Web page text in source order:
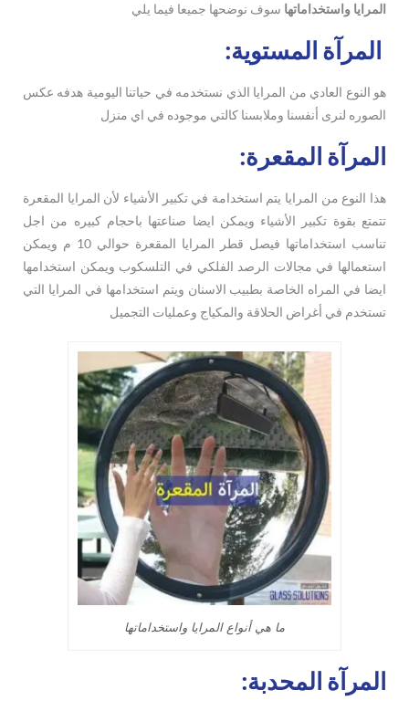
المرايا واستخداماتها سوف نوضحها جميعا فيما يلي
المرآة المستوية:
هو النوع العادي من المرايا الذي نستخدمه في حياتنا اليومية هدفه عكس
الصوره لنرى أنفسنا وملابسنا كالتي موجوده في اي منزل
المرآة المقعرة:
هذا النوع من المرايا يتم استخدامة في تكبير الأشياء لأن المرايا المقعرة
تتمتع بقوة تكبير الأشياء ويمكن ايضا صناعتها باحجام كبيره من اجل
تناسب استخداماتها فيصل قطر المرايا المقعرة حوالي 10 م ويمكن
استعمالها في مجالات الرصد الفلكي في التلسكوب ويمكن استخدامها
ايضا في المراه الخاصة بطبيب الاسنان ويتم استخدامها في المرايا التي
تستخدم في أغراض الحلاقة والمكياج وعمليات التجميل
ما هي أنواع المرايا واستخداماتها
المرآة المحدبة: